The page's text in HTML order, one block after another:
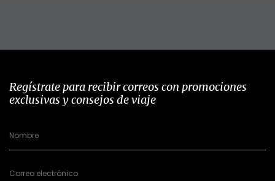
Regístrate para recibir correos con promociones
exclusivas y consejos de viaje